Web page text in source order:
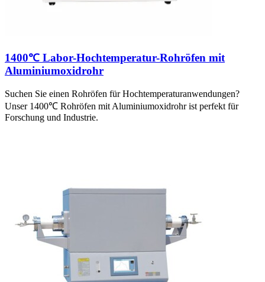
1400℃ Labor-Hochtemperatur-Rohröfen mit
Aluminiumoxidrohr
Suchen Sie einen Rohröfen für Hochtemperaturanwendungen?
Unser 1400℃ Rohröfen mit Aluminiumoxidrohr ist perfekt für
Forschung und Industrie.